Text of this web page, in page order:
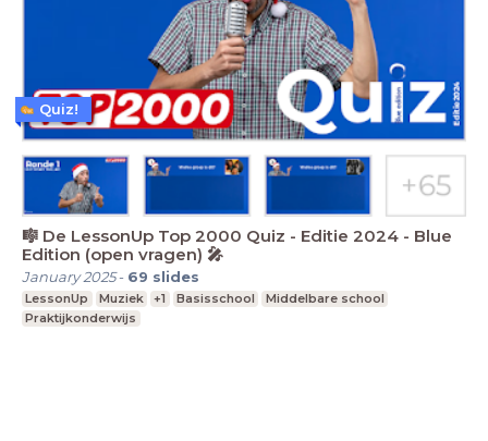
🎼 De LessonUp Top 2000 Quiz - Editie 2024 - Blue
Edition (open vragen) 🎤
January 2025- 69 slides
LessonUp Muziek +1 Basisschool
Middelbare school
Praktijkonderwijs
Quiz!